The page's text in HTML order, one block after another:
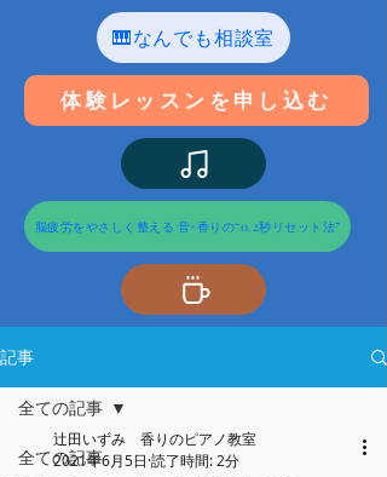
🎹なんでも相談室
体験レッスンを申し込む
脳疲労をやさしく整える 音×香りの“0.2秒リセット法”
記事
全ての記事
全ての記事
辻田いずみ 香りのピアノ教室
2021年6月5日 読了時間: 2分